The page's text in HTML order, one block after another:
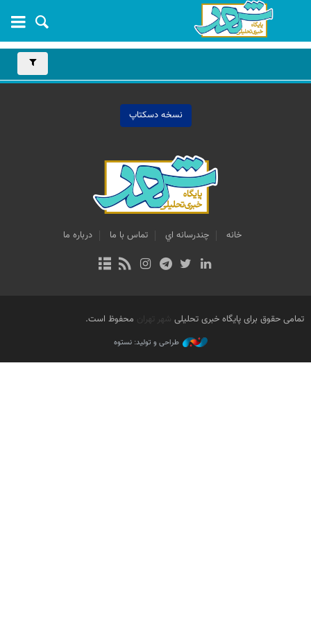
نسخه دسکتاپ
خانه چندرسانه اي تماس با ما درباره ما
تمامی حقوق برای پایگاه خبری تحلیلی شهر تهران محفوظ است.
طراحی و تولید: نستوه